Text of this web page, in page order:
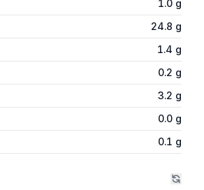
1.0 g
24.8 g
1.4 g
0.2 g
3.2 g
0.0 g
0.1 g